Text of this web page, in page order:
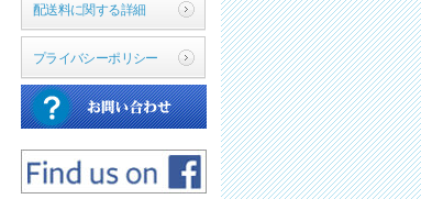
配送料に関する詳細
プライバシーポリシー